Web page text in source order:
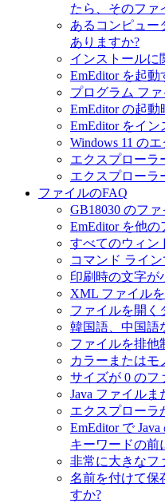
たら、そのファ
あるコンピュー
ありますか?
インストールに
EmEditor を起
プログラム フ
EmEditor の起
EmEditor をイ
Windows 11 の
エクスプローラ
エクスプローラ
ファイルのFAQ
GB18030 のフ
EmEditor を他
すべてのウィン
コマンド ライ
印刷時の文字が
XML ファイル
ファイルを開く
韓国語、中国語
ファイルを排他
カラーまたはモ
サイズが 0 のフ
Java ファイル
エクスプローラ
EmEditor で
キーワードの前
非常に大きなフ
名前を付けて保
すか?